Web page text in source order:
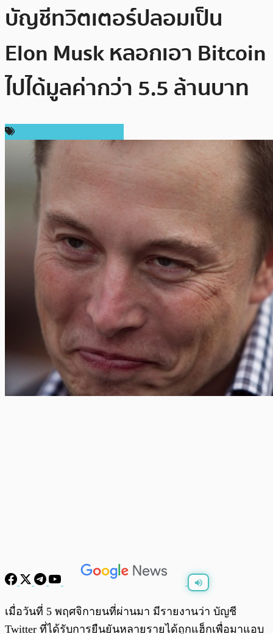
บัญชีทวิตเตอร์ปลอมเป็น
Elon Musk หลอกเอา Bitcoin
ไปได้มูลค่ากว่า 5.5 ล้านบาท
พร้อมเล่น 0:00 0:00
เมื่อวันที่ 5 พฤศจิกายนที่ผ่านมา มีรายงานว่า บัญชี
Twitter ที่ได้รับการยืนยันหลายรายได้ถูกแฮ็กเพื่อมาแอบ